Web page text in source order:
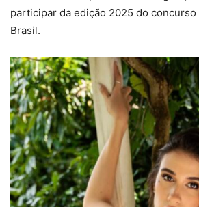
participar da edição 2025 do concurso
Brasil.